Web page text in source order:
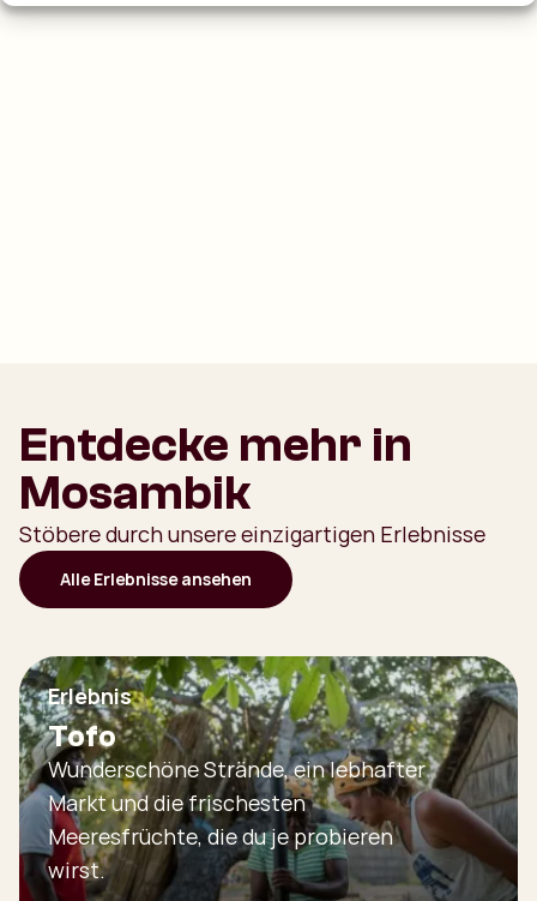
Entdecke mehr in
Mosambik
Stöbere durch unsere einzigartigen Erlebnisse
Alle Erlebnisse ansehen
Erlebnis
Tofo
Wunderschöne Strände, ein lebhafter
Markt und die frischesten
Meeresfrüchte, die du je probieren
wirst.